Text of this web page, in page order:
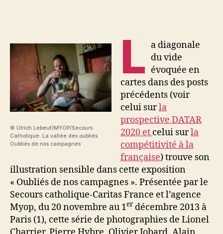
© Ulrich Lebeuf/MYOP/Secours
Catholique. La vallée des oubliés.
Oubliés de nos campagnes
L a diagonale
du vide
évoquée en
cartes dans des posts
précédents (voir
celui surla
prospective DATAR
2020 et celui surla
compétitivité à la
française) trouve son
illustration sensible dans cette exposition
« Oubliés de nos campagnes ». Présentée par le
Secours catholique-Caritas France et l’agence
Myop, du 20 novembre au 1er décembre 2013 à
Paris (1), cette série de photographies de Lionel